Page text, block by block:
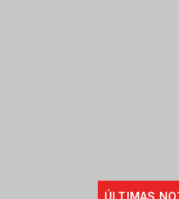
ÚLTIMAS
Brasil